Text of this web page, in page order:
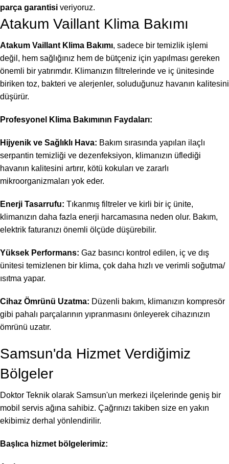
parça garantisi veriyoruz.
Atakum Vaillant Klima Bakımı
Atakum Vaillant Klima Bakımı, sadece bir temizlik işlemi
değil, hem sağlığınız hem de bütçeniz için yapılması gereken
önemli bir yatırımdır. Klimanızın filtrelerinde ve iç ünitesinde
biriken toz, bakteri ve alerjenler, soluduğunuz havanın kalitesini
düşürür.
Profesyonel Klima Bakımının Faydaları:
Hijyenik ve Sağlıklı Hava: Bakım sırasında yapılan ilaçlı
serpantin temizliği ve dezenfeksiyon, klimanızın üflediği
havanın kalitesini artırır, kötü kokuları ve zararlı
mikroorganizmaları yok eder.
Enerji Tasarrufu: Tıkanmış filtreler ve kirli bir iç ünite,
klimanızın daha fazla enerji harcamasına neden olur. Bakım,
elektrik faturanızı önemli ölçüde düşürebilir.
Yüksek Performans: Gaz basıncı kontrol edilen, iç ve dış
ünitesi temizlenen bir klima, çok daha hızlı ve verimli soğutma/
ısıtma yapar.
Cihaz Ömrünü Uzatma: Düzenli bakım, klimanızın kompresör
gibi pahalı parçalarının yıpranmasını önleyerek cihazınızın
ömrünü uzatır.
Samsun'da Hizmet Verdiğimiz
Bölgeler
Doktor Teknik olarak Samsun'un merkezi ilçelerinde geniş bir
mobil servis ağına sahibiz. Çağrınızı takiben size en yakın
ekibimiz derhal yönlendirilir.
Başlıca hizmet bölgelerimiz: